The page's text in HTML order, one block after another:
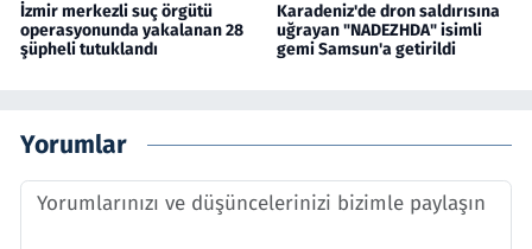
İzmir merkezli suç örgütü
operasyonunda yakalanan 28
şüpheli tutuklandı
Karadeniz'de dron saldırısına
uğrayan "NADEZHDA" isimli
gemi Samsun'a getirildi
Yorumlar